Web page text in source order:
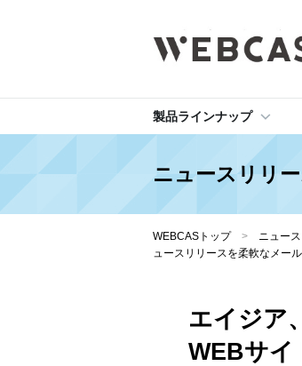
製品ラインナップ
ニュースリリ
WEBCASトップ > ニュー
ュースリリースを柔軟なメー
エイジア
WEBサイ